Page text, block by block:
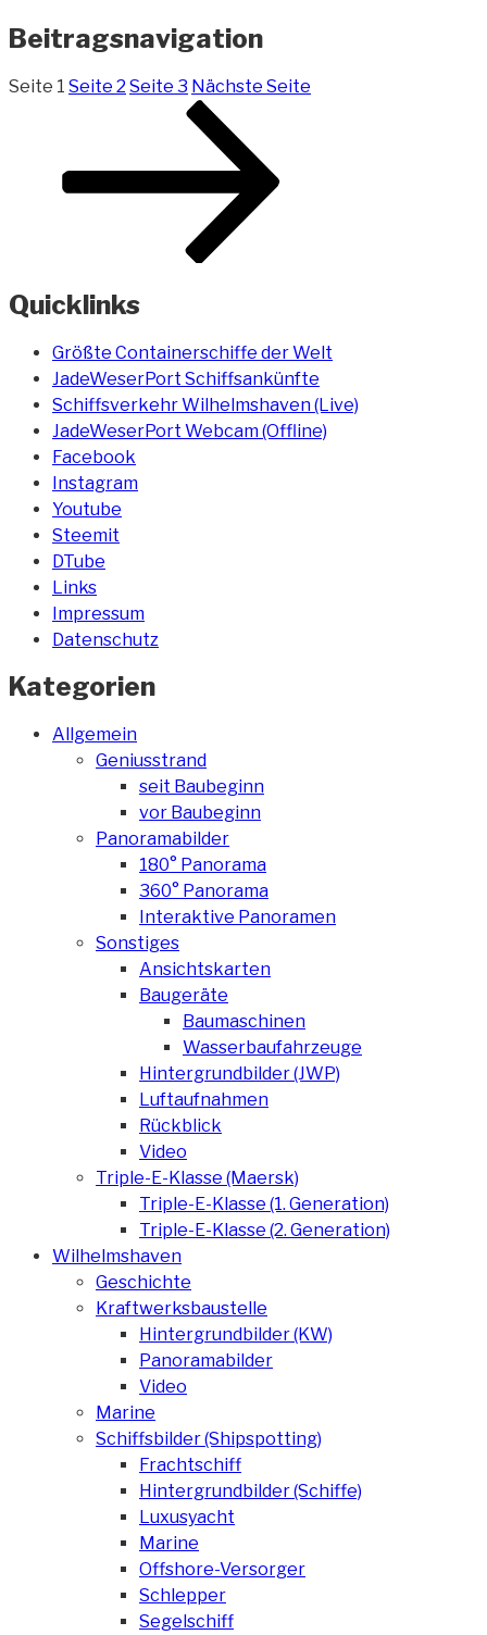
Beitragsnavigation
Seite 1 Seite 2 Seite 3 Nächste Seite
Quicklinks
Größte Containerschiffe der Welt
JadeWeserPort Schiffsankünfte
Schiffsverkehr Wilhelmshaven (Live)
JadeWeserPort Webcam (Offline)
Facebook
Instagram
Youtube
Steemit
DTube
Links
Impressum
Datenschutz
Kategorien
Allgemein
Geniusstrand
seit Baubeginn
vor Baubeginn
Panoramabilder
180° Panorama
360° Panorama
Interaktive Panoramen
Sonstiges
Ansichtskarten
Baugeräte
Baumaschinen
Wasserbaufahrzeuge
Hintergrundbilder (JWP)
Luftaufnahmen
Rückblick
Video
Triple-E-Klasse (Maersk)
Triple-E-Klasse (1. Generation)
Triple-E-Klasse (2. Generation)
Wilhelmshaven
Geschichte
Kraftwerksbaustelle
Hintergrundbilder (KW)
Panoramabilder
Video
Marine
Schiffsbilder (Shipspotting)
Frachtschiff
Hintergrundbilder (Schiffe)
Luxusyacht
Marine
Offshore-Versorger
Schlepper
Segelschiff